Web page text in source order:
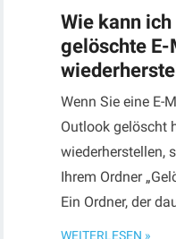
Wie kann
gelöschte E-
Wenn Sie eine E-
Outlook gelöscht
wiederherstellen,
Ihrem Ordner
Ein Ordner, der
WEITERLESEN »